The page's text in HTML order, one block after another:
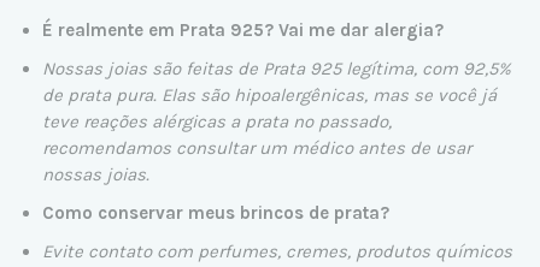
É realmente em Prata 925? Vai me dar alergia?
Nossas joias são feitas de Prata 925 legítima, com 92,5%
de prata pura. Elas são hipoalergênicas, mas se você já
teve reações alérgicas a prata no passado,
recomendamos consultar um médico antes de usar
nossas joias.
Como conservar meus brincos de prata?
Evite contato com perfumes, cremes, produtos químicos